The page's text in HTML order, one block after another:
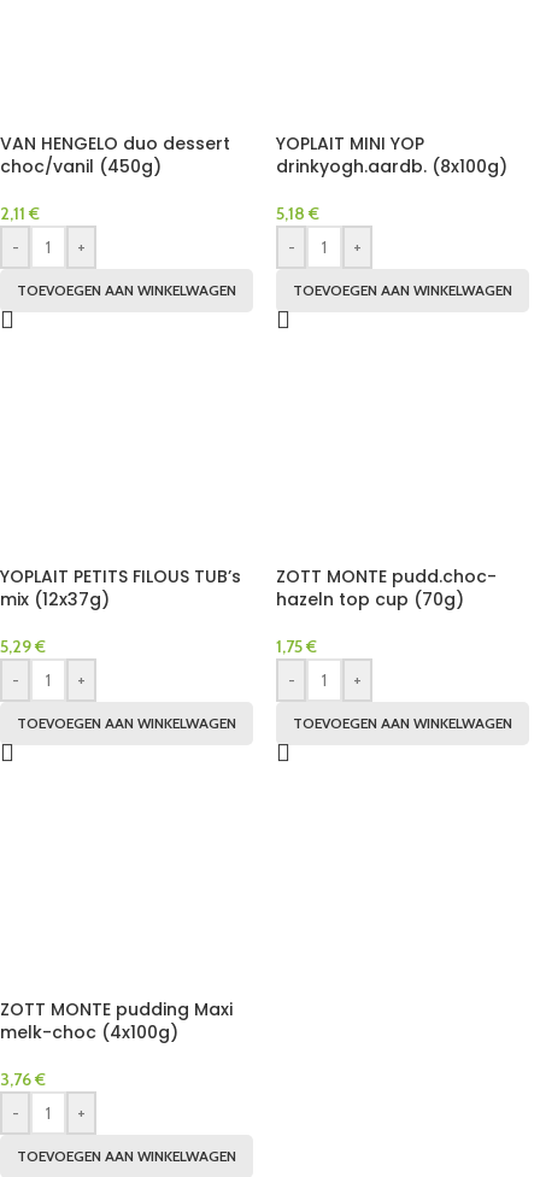
VAN HENGELO duo dessert
choc/vanil (450g)
2,11 €
-
+
TOEVOEGEN AAN WINKELWAGEN
YOPLAIT MINI YOP
drinkyogh.aardb. (8x100g)
5,18 €
-
+
TOEVOEGEN AAN WINKELWAGEN
YOPLAIT PETITS FILOUS TUB’s
mix (12x37g)
5,29€
-
+
TOEVOEGEN AAN WINKELWAGEN
ZOTT MONTE pudd.choc-
hazeln top cup (70g)
1,75€
-
+
TOEVOEGEN AAN WINKELWAGEN
ZOTT MONTE pudding Maxi
melk-choc (4x100g)
3,76€
-
+
TOEVOEGEN AAN WINKELWAGEN